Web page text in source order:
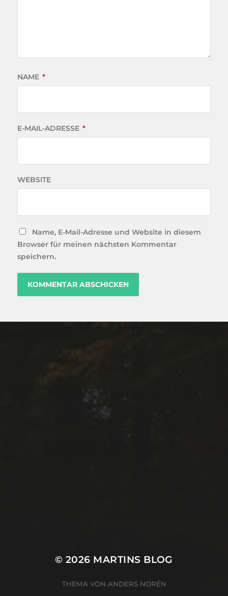
NAME *
E-MAIL-ADRESSE *
WEBSITE
Name, E-Mail-Adresse und Website in diesem
Browser für meinen nächsten Kommentar
speichern.
© 2026 MARTINS BLOG
THEMA VON ANDERS NORÉN